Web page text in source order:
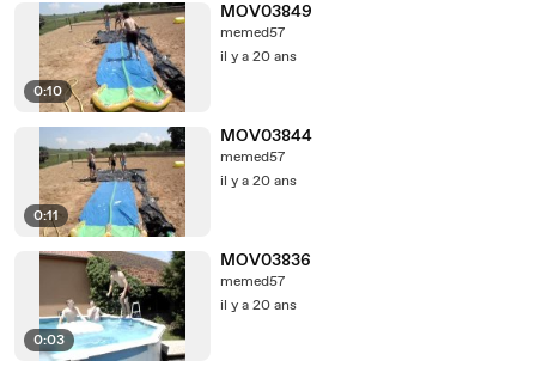
0:10
MOV03849
memed57
il y a 20 ans
0:11
MOV03844
memed57
il y a 20 ans
0:03
MOV03836
memed57
il y a 20 ans